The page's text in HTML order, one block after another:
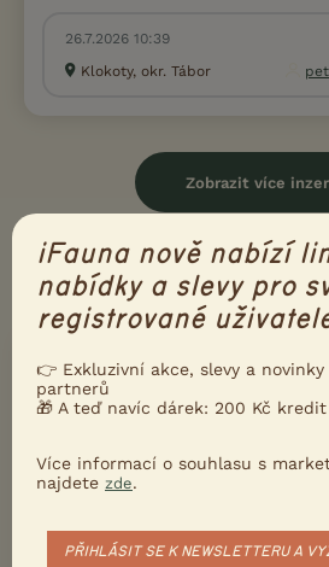
26.7.2026 10:39
Klokoty, okr. Tábor
Zobrazit více
OSTATNÍ DRUHY
Afrička ozdobná
Afrička stříbrnopruhá
Agama hardún
Agama modrá
iFauna nově nabízí
nabídky a slevy pro
registrované
👉 Exkluzivní akce, slevy a
partnerů
🎁 A teď navíc dárek: 200 Kč
Více informací o souhlasu s
najdete zde.
PŘIHLÁSIT SE K NEWSLETTERU A